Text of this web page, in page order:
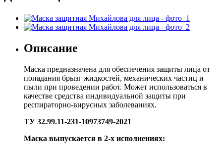
Описание
Маска предназначена для обеспечения защиты лица от
попадания брызг жидкостей, механических частиц и
пыли при проведении работ. Может использоваться в
качестве средства индивидуальной защиты при
респираторно-вирусных заболеваниях.
ТУ 32.99.11-231-10973749-2021
Маска выпускается в 2-х исполнениях: